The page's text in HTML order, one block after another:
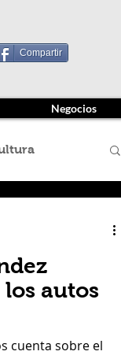
Compartir
los autos
cuenta sobre el
Negocios